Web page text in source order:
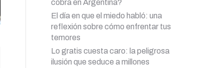
cobra en Argentina?
El día en que el miedo habló: una
reflexión sobre cómo enfrentar tus
temores
Lo gratis cuesta caro: la peligrosa
ilusión que seduce a millones